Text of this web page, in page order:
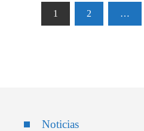
Paginación
1 2 …
Noticias